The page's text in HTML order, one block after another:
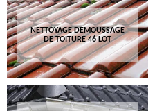
NETTOYAGE DEMOUSSAGE
DE TOITURE 46 LOT